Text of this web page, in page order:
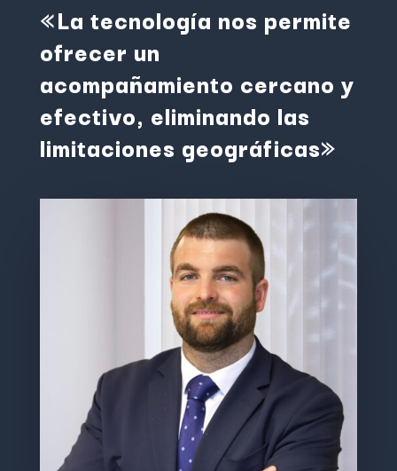
«La tecnología nos permite
ofrecer un
acompañamiento cercano y
efectivo, eliminando las
limitaciones geográficas»